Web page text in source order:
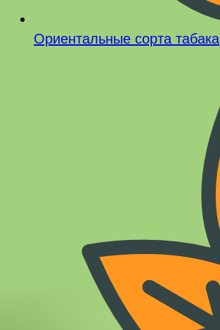
Ориентальные сорта табака